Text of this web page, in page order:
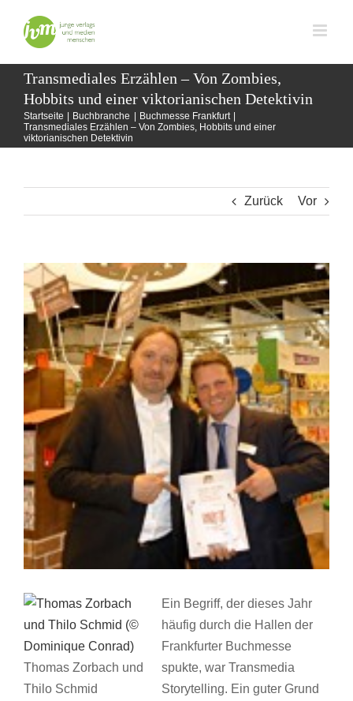
Inhalt
springen
Transmediales Erzählen – Von Zombies,
Hobbits und einer viktorianischen Detektivin
Startseite Buchbranche
Buchmesse Frankfurt
Transmediales Erzählen – Von Zombies, Hobbits und einer
viktorianischen Detektivin
Zurück Vor
Zeige
grösseres
Bild
Thomas Zorbach und
Thilo Schmid
Ein Begriff, der dieses Jahr
häufig durch die Hallen der
Frankfurter Buchmesse
spukte, war Transmedia
Storytelling. Ein guter Grund